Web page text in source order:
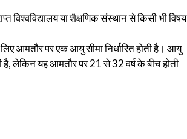
विश्वविद्यालय या शैक्षणिक संस्थान से किसी भी विषय
आमतौर पर एक आयु सीमा निर्धारित होती है। आयु
लेकिन यह आमतौर पर 21 से 32 वर्ष के बीच होती